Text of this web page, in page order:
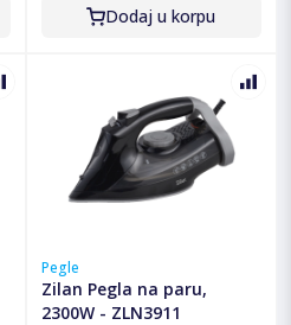
Dodaj u korpu
Pegle
Zilan Pegla na paru,
2300W - ZLN3911